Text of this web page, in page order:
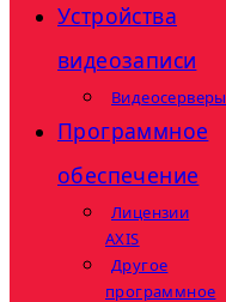
Устройства
видеозаписи
Видеосерверы
Программное
обеспечение
Лицензии
AXIS
Другое
программное